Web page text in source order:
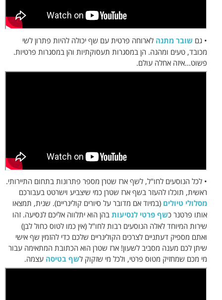
• גם שובר מתנה לארוחה פרטית עם שף יכולה להיות פתרון לשי
מכובד, טעים ומהנה. הן במסגרות תעסוקתיות והן במסגרות פרטיות.
פשוט...איזה אחלה עולם.
• לכל הנוסעים לחו"ל, לשף ארז שטרן מספר פתרונות בתחום התיירותי.
ראשית, תוכלו להעזר בשף ארז שטרן כמי שיצביע וישרטט בעבורכם
מסלולי טיולים (במיוד אם מדובר על סיורים קולינריים). שנית, תמצאו
אותו פרטנר כשף פרטי לנסיעות בהן הוא יתלווה אליכם לנסיעה. זהו
שירות המיוחד לאלה הנוסעים רבות לחו"ל (אין כמו לטוס כחול לבן)
ואתם מספיק דעתניים לצרכים הקולינריים שלכם כדי להזמין שף אישי
שיתן לכם מענה מסביב לשעון! ארז שטרן הוא הכתובת המתאימה עבור
מי מכם שמחזיק מטוס פרטי, ולכל מי שזקוק לשף בטיסה עצמה.